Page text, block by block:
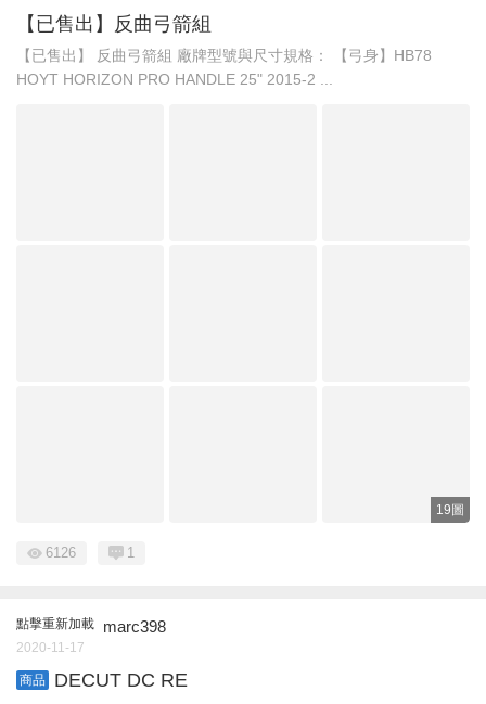
【已售出】反曲弓箭組
【已售出】 反曲弓箭組 廠牌型號與尺寸規格： 【弓身】HB78
HOYT HORIZON PRO HANDLE 25" 2015-2 ...
19圖
6126 1
點擊重新加載 marc398
2020-11-17
商品 DECUT DC RE